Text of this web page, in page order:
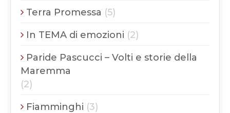
Terra Promessa (5)
In TEMA di emozioni (2)
Paride Pascucci – Volti e storie della
Maremma
(2)
Fiamminghi (3)